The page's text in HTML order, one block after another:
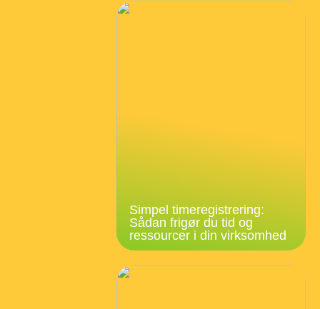
Simpel timeregistrering:
Sådan frigør du tid og
ressourcer i din virksomhed